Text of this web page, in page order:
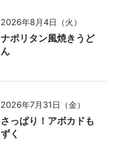
2026年8月4日（火）
ナポリタン風焼きうど
ん
2026年7月31日（金）
さっぱり！アボカドも
ずく